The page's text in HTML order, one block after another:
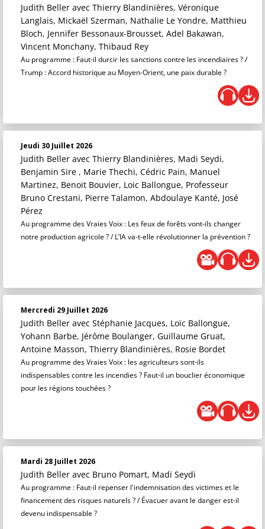
Judith Beller avec Thierry Blandinières, Véronique
Langlais, Mickaël Szerman, Nathalie Le Yondre, Matthieu
Bloch, Jennifer Bessonaux-Brousset, Adel Bakawan,
Vincent Monchany, Thibaud Rey
Au programme : Faut-il durcir les sanctions contre les incendiaires ? /
Trump : Accord historique au Moyen-Orient, une paix durable ?
Jeudi 30 Juillet 2026
Judith Beller avec Thierry Blandinières, Madi Seydi,
Benjamin Sire , Marie Thechi, Cédric Pain, Manuel
Martinez, Benoit Bouvier, Loic Ballongue, Professeur
Bruno Crestani, Pierre Talamon, Abdoulaye Kanté, José
Pérez
Au programme des Vraies Voix : Les feux de forêts vont-ils changer
notre production agricole ? / L’IA va-t-elle révolutionner la prévention ?
Mercredi 29 Juillet 2026
Judith Beller avec Stéphanie Jacques, Loïc Ballongue,
Yohann Barbe, Jérôme Boulanger, Guillaume Gruat,
Antoine Masson, Thierry Blandinières, Rosie Bordet
Au programme des Vraies Voix : les agriculteurs sont-ils
indispensables contre les incendies ? Faut-il un bouclier économique
pour les régions touchées ?
Mardi 28 Juillet 2026
Judith Beller avec Bruno Pomart, Madi Seydi
Au programme : Faut-il repenser l'indemnisation des victimes et le
financement des risques naturels ? / Évacuer avant le danger est-il
devenu indispensable ?